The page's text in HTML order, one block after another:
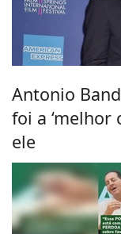
Antonio
foi a ‘melhor
ele